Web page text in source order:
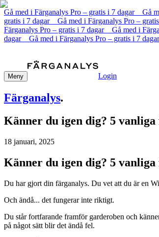
Gå med i Färganalys Pro – gratis i 7 dagar Gå
gratis i 7 dagar Gå med i Färganalys Pro –
Färganalys Pro – gratis i 7 dagar Gå med i
dagar Gå med i Färganalys Pro – gratis i 7 dagar
Meny Login
Färganalys.
Känner du igen dig? 5
18 januari, 2025
Känner du igen dig? 5
Du har gjort din färganalys. Du vet att du är en
Och ändå... det fungerar inte riktigt.
Du står fortfarande framför garderoben och
på något sätt blir det ändå fel.